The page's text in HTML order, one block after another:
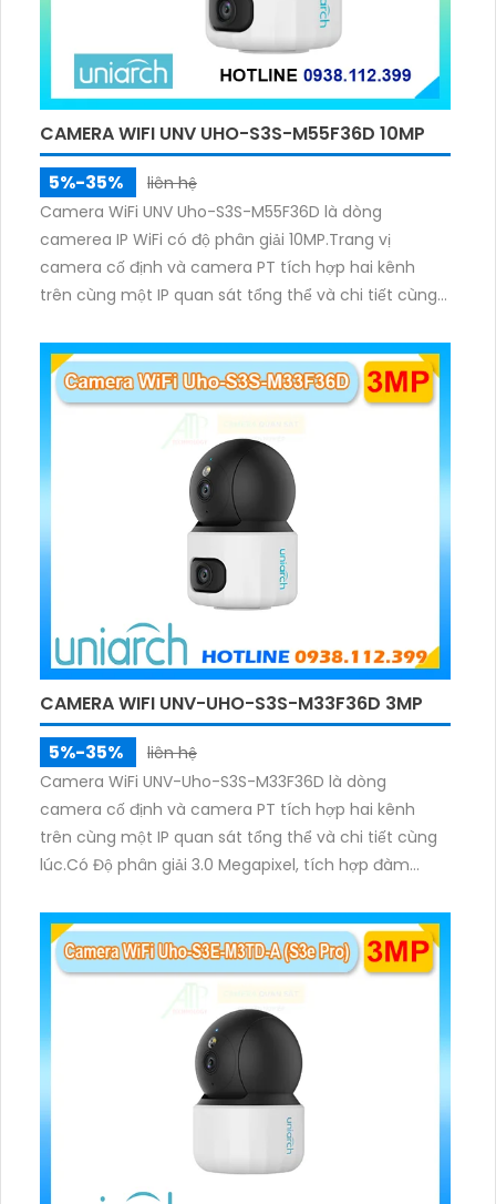
CAMERA WIFI UNV UHO-S3S-M55F36D 10MP
5%-35%
liên hệ
Camera WiFi UNV Uho-S3S-M55F36D là dòng
camerea IP WiFi có độ phân giải 10MP.Trang vị
camera cố định và camera PT tích hợp hai kênh
trên cùng một IP quan sát tổng thể và chi tiết cùng
ánh sáng. Kết hợp hồng ngoại và đèn ấm cho hình
ảnh có màu trong nhiều điều kiện khác nhau trong
phạm vi 3m.
CAMERA WIFI UNV-UHO-S3S-M33F36D 3MP
5%-35%
liên hệ
Camera WiFi UNV-Uho-S3S-M33F36D là dòng
camera cố định và camera PT tích hợp hai kênh
trên cùng một IP quan sát tổng thể và chi tiết cùng
lúc.Có Độ phân giải 3.0 Megapixel, tích hợp đàm
sáng ấm lên đến 10m.